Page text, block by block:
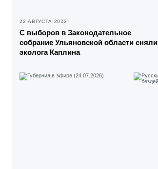
22 АВГУСТА 2023
С выборов в Законодательное
собрание Ульяновской области сняли
эколога Каплина